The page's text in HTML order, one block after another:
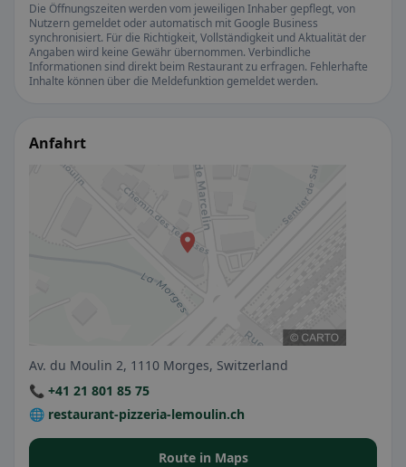
Die Öffnungszeiten werden vom jeweiligen Inhaber gepflegt, von
Nutzern gemeldet oder automatisch mit Google Business
synchronisiert. Für die Richtigkeit, Vollständigkeit und Aktualität der
Angaben wird keine Gewähr übernommen. Verbindliche
Informationen sind direkt beim Restaurant zu erfragen. Fehlerhafte
Inhalte können über die Meldefunktion gemeldet werden.
Anfahrt
Av. du Moulin 2, 1110 Morges, Switzerland
📞 +41 21 801 85 75
🌐 restaurant-pizzeria-lemoulin.ch
Route in Maps